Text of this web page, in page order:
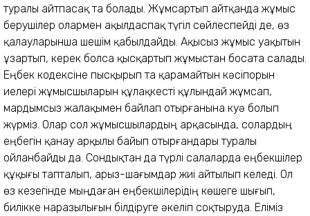
туралы айтпасақ та болады. Жұмсартып айтқанда жұмыс
берушілер олармен ақылдаспақ түгіл сөйлеспейді де, өз
қалауларынша шешім қабылдайды. Ақысыз жұмыс уақытын
ұзартып, керек болса қысқартып жұмыстан босата салады.
Еңбек кодексіне пысқырып та қарамайтын кәсіпорын
иелері жұмысшыларын құлақкесті құлындай жұмсап,
мардымсыз жалақымен байлап отырғанына куә болып
жүрміз. Олар сол жұмысшылардың арқасында, солардың
еңбегін қанау арқылы байып отырғандары туралы
ойланбайды да. Сондықтан да түрлі салаларда еңбекшілер
құқығы тапталып, арыз-шағымдар жиі айтылып келеді. Ол
өз кезегінде мыңдаған еңбекшілерідің көшеге шығып,
билікке наразылығын білдіруге әкеліп соқтыруда. Еліміз